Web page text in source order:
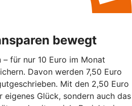
bewegt
– für nur 10 Euro im Monat
Davon werden 7,50 Euro
Mit den 2,50 Euro
eigenes Glück, sondern auch das